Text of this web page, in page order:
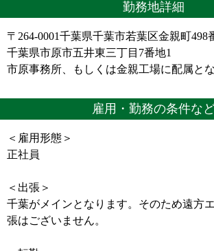
勤務地詳細
〒264-0001千葉県千葉市若葉区金親町498
千葉県市原市五井東三丁目7番地1
市原事務所、もしくは金親工場に配属とな
雇用・勤務の条件な
＜雇用形態＞
正社員
＜出張＞
千葉がメインとなります。そのため遠方
張はございません。